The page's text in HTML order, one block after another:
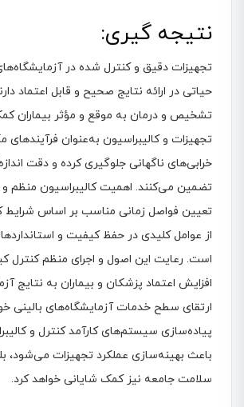
نتیجه گیری:
تجهیزات دقیق و کنترل شده در
حیاتی در ارائه نتایج صحیح و قابل اعتماد
تشخیص و درمان به موقع و مؤثر بیماران
تجهیزات و کالیبراسیون به‌عنوان فرآیندهای
خرابی‌های ناگهانی جلوگیری کرده و دقت
تضمین می‌کنند. اهمیت کالیبراسیون منظم و
تعیین فواصل زمانی مناسب بر اساس شرایط
از عوامل کلیدی در حفظ کیفیت و
است. رعایت این اصول و اجرای منظم کنترل
افزایش اعتماد پزشکان و بیماران به نتایج
ارتقای سطح خدمات آزمایشگاه‌های بالینی
پیاده‌سازی سیستم‌های کارآمد کنترل و
باعث بهینه‌سازی عملکرد تجهیزات می‌شود،
سلامت جامعه نیز کمک شایانی خواهد کرد.